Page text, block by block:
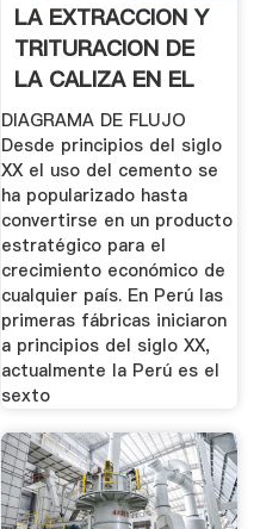
LA EXTRACCION Y
TRITURACION DE
LA CALIZA EN EL
PROCESO .
DIAGRAMA DE FLUJO
Desde principios del siglo
XX el uso del cemento se
ha popularizado hasta
convertirse en un producto
estratégico para el
crecimiento económico de
cualquier país. En Perú las
primeras fábricas iniciaron
a principios del siglo XX,
actualmente la Perú es el
sexto